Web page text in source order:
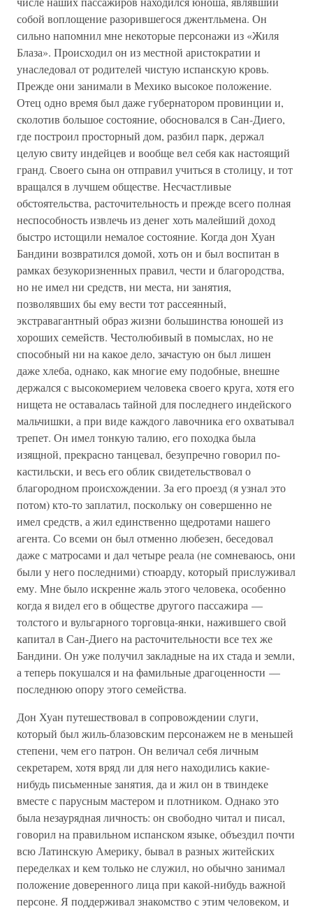
собой воплощение разорившегося джентльмена. Он
сильно напомнил мне некоторые персонажи из «Жиля
Блаза». Происходил он из местной аристократии и
унаследовал от родителей чистую испанскую кровь.
Прежде они занимали в Мехико высокое положение.
Отец одно время был даже губернатором провинции и,
сколотив большое состояние, обосновался в Сан-Диего,
где построил просторный дом, разбил парк, держал
целую свиту индейцев и вообще вел себя как настоящий
гранд. Своего сына он отправил учиться в столицу, и тот
вращался в лучшем обществе. Несчастливые
обстоятельства, расточительность и прежде всего полная
неспособность извлечь из денег хоть малейший доход
быстро истощили немалое состояние. Когда дон Хуан
Бандини возвратился домой, хоть он и был воспитан в
рамках безукоризненных правил, чести и благородства,
но не имел ни средств, ни места, ни занятия,
позволявших бы ему вести тот рассеянный,
экстравагантный образ жизни большинства юношей из
хороших семейств. Честолюбивый в помыслах, но не
способный ни на какое дело, зачастую он был лишен
даже хлеба, однако, как многие ему подобные, внешне
держался с высокомерием человека своего круга, хотя его
нищета не оставалась тайной для последнего индейского
мальчишки, а при виде каждого лавочника его охватывал
трепет. Он имел тонкую талию, его походка была
изящной, прекрасно танцевал, безупречно говорил по-
кастильски, и весь его облик свидетельствовал о
благородном происхождении. За его проезд (я узнал это
потом) кто-то заплатил, поскольку он совершенно не
имел средств, а жил единственно щедротами нашего
агента. Со всеми он был отменно любезен, беседовал
даже с матросами и дал четыре реала (не сомневаюсь, они
были у него последними) стюарду, который прислуживал
ему. Мне было искренне жаль этого человека, особенно
когда я видел его в обществе другого пассажира —
толстого и вульгарного торговца-янки, нажившего свой
капитал в Сан-Диего на расточительности все тех же
Бандини. Он уже получил закладные на их стада и земли,
а теперь покушался и на фамильные драгоценности —
последнюю опору этого семейства.
Дон Хуан путешествовал в сопровождении слуги,
который был жиль-блазовским персонажем не в меньшей
степени, чем его патрон. Он величал себя личным
секретарем, хотя вряд ли для него находились какие-
нибудь письменные занятия, да и жил он в твиндеке
вместе с парусным мастером и плотником. Однако это
была незаурядная личность: он свободно читал и писал,
говорил на правильном испанском языке, объездил почти
всю Латинскую Америку, бывал в разных житейских
переделках и кем только не служил, но обычно занимал
положение доверенного лица при какой-нибудь важной
персоне. Я поддерживал знакомство с этим человеком, и